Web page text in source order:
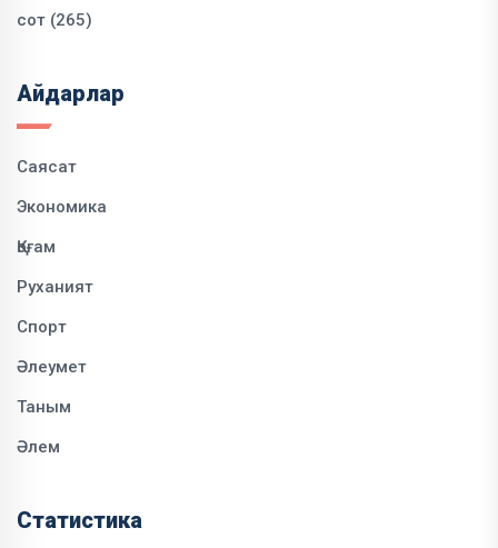
сот (265)
Айдарлар
Саясат
Экономика
Қоғам
Руханият
Спорт
Әлеумет
Таным
Әлем
Статистика